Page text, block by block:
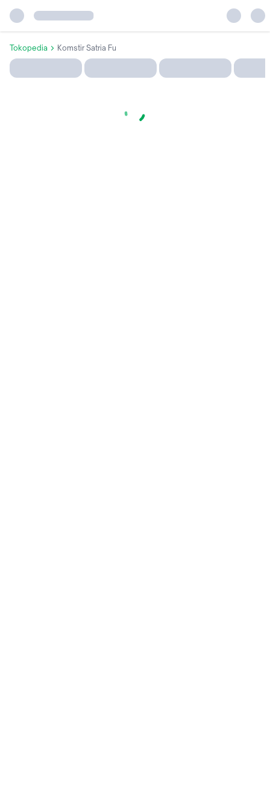
Tokopedia Komstir Satria Fu